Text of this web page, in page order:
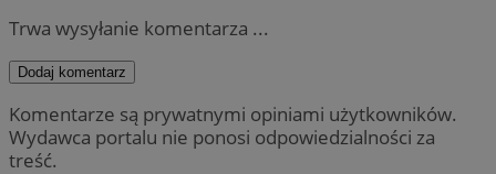
Trwa wysyłanie komentarza ...
Dodaj komentarz
Komentarze są prywatnymi opiniami użytkowników.
Wydawca portalu nie ponosi odpowiedzialności za
treść.